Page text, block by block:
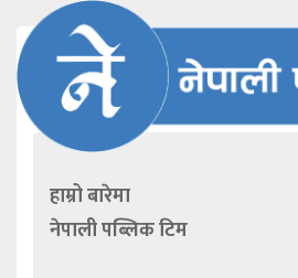
हाम्रो बारेमा
नेपाली पब्लिक टिम